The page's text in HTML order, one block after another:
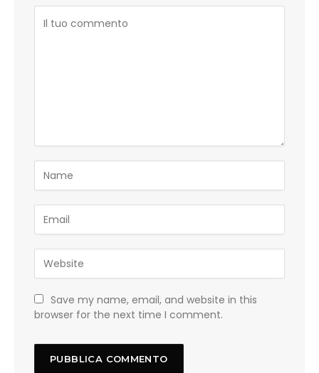
Save my name, email, and website in this
browser for the next time I comment.